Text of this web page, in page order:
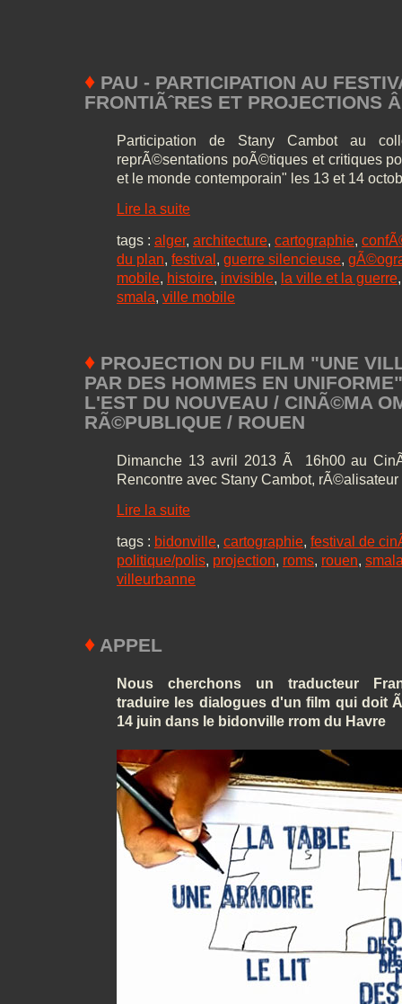
♦ PAU - PARTICIPATION AU
FRONTIÃˆRES ET PROJECTIONS
Participation de Stany Cambot au
reprÃ©sentations poÃ©tiques et critiques
et le monde contemporain" les 13 et 14
Lire la suite
tags : alger, architecture, cartographie,
du plan, festival , guerre silencieuse,
mobile, histoire, invisible, la ville et la guerre
smala, ville mobile
♦ PROJECTION DU FILM "UNE
PAR DES HOMMES EN
L'EST DU NOUVEAU / CINÃ©MA
RÃ©PUBLIQUE / ROUEN
Dimanche 13 avril 2013 Ã 16h00 au
Rencontre avec Stany Cambot, rÃ©alisateur
Lire la suite
tags : bidonville, cartographie, festival de
politique/polis, projection, roms, rouen,
villeurbanne
♦ APPEL
Nous cherchons un traducteur
traduire les dialogues d'un film qui doit
14 juin dans le bidonville rrom du Havre